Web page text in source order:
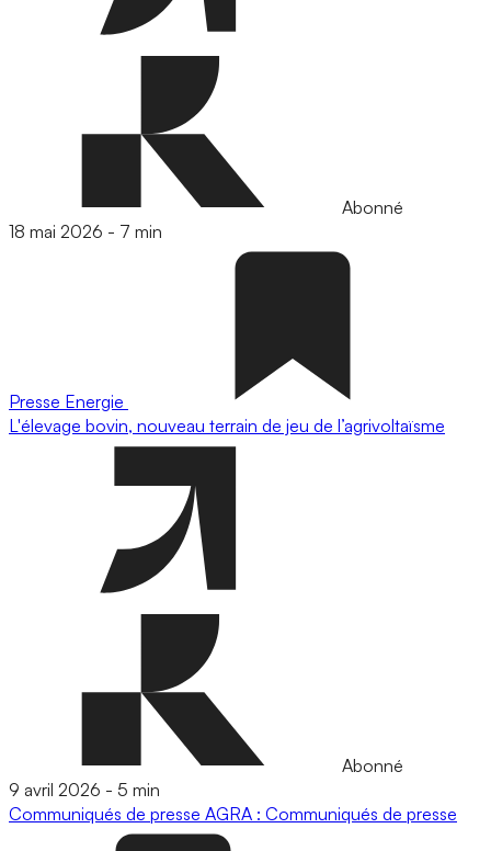
Abonné
18 mai 2026 - 7 min
Presse Energie
L'élevage bovin, nouveau terrain de jeu de l’agrivoltaïsme
Abonné
9 avril 2026 - 5 min
Communiqués de presse AGRA : Communiqués de presse